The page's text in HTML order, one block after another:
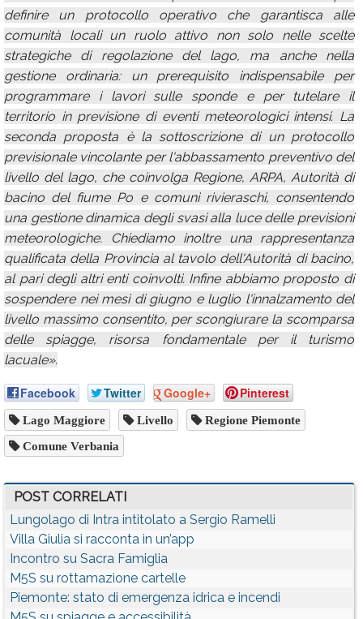
definire un protocollo operativo che garantisca alle
comunità locali un ruolo attivo non solo nelle scelte
strategiche di regolazione del lago, ma anche nella
gestione ordinaria: un prerequisito indispensabile per
programmare i lavori sulle sponde e per tutelare il
territorio in previsione di eventi meteorologici intensi. La
seconda proposta è la sottoscrizione di un protocollo
previsionale vincolante per l'abbassamento preventivo del
livello del lago, che coinvolga Regione, ARPA, Autorità di
bacino del fiume Po e comuni rivieraschi, consentendo
una gestione dinamica degli svasi alla luce delle previsioni
meteorologiche. Chiediamo inoltre una rappresentanza
qualificata della Provincia al tavolo dell'Autorità di bacino,
al pari degli altri enti coinvolti. Infine abbiamo proposto di
sospendere nei mesi di giugno e luglio l'innalzamento del
livello massimo consentito, per scongiurare la scomparsa
delle spiagge, risorsa fondamentale per il turismo
lacuale».
Facebook Twitter Google+ Pinterest
Lago Maggiore Livello Regione Piemonte
Comune Verbania
POST CORRELATI
Lungolago di Intra intitolato a Sergio Ramelli
Villa Giulia si racconta in un’app
Incontro su Sacra Famiglia
M5S su rottamazione cartelle
Piemonte: stato di emergenza idrica e incendi